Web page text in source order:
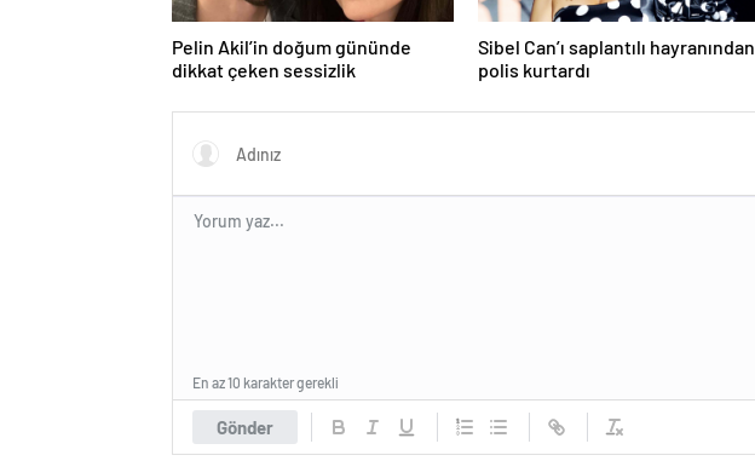
Pelin Akil’in doğum gününde
dikkat çeken sessizlik
Sibel Can’ı saplantılı hayranından
polis kurtardı
Gönder
En az 10 karakter gerekli